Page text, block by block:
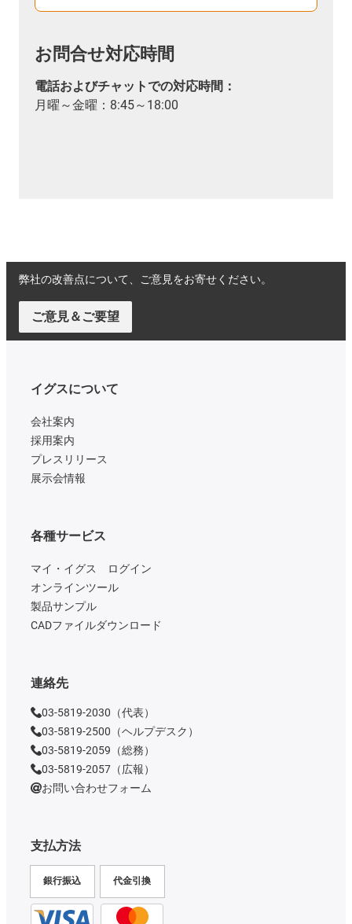
お問合せ対応時間
電話およびチャットでの対応時間：
月曜～金曜：8:45～18:00
弊社の改善点について、ご意見をお寄せください。
ご意見＆ご要望
イグスについて
会社案内
採用案内
プレスリリース
展示会情報
支払方法
銀行振込 代金引換
各種サービス
マイ・イグス ログイン
オンラインツール
製品サンプル
CADファイルダウンロード
連絡先
03-5819-2030（代表）
03-5819-2500（ヘルプデスク）
03-5819-2059（総務）
03-5819-2057（広報）
お問い合わせフォーム